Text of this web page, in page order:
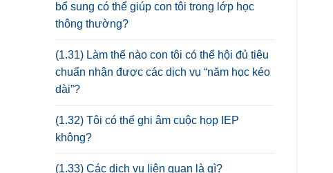
bổ sung có thể giúp con tôi trong lớp học
thông thường?
(1.31) Làm thế nào con tôi có thể hội đủ tiêu
chuẩn nhận được các dịch vụ “năm học kéo
dài”?
(1.32) Tôi có thể ghi âm cuộc họp IEP
không?
(1.33) Các dịch vụ liên quan là gì?